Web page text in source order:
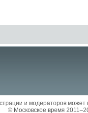
и модераторов может
© Московское время